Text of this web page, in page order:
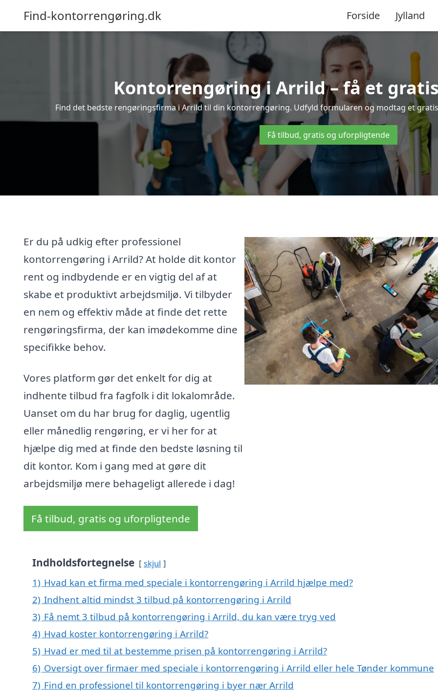
Find-kontorrengøring.dk Forside Jylland
Kontorrengøring i Arrild – få et
Find det bedste rengøringsfirma i Arrild til din kontorrengøring. Udfyld formularen og modtag et
Få tilbud, gratis og uforpligtende
Er du på udkig efter professionel
kontorrengøring i Arrild? At holde dit kontor
rent og indbydende er en vigtig del af at
skabe et produktivt arbejdsmiljø. Vi tilbyder
en nem og effektiv måde at finde det rette
rengøringsfirma, der kan imødekomme dine
specifikke behov.
Vores platform gør det enkelt for dig at
indhente tilbud fra fagfolk i dit lokalområde.
Uanset om du har brug for daglig, ugentlig
eller månedlig rengøring, er vi her for at
hjælpe dig med at finde den bedste løsning til
dit kontor. Kom i gang med at gøre dit
arbejdsmiljø mere behageligt allerede i dag!
Få tilbud, gratis og uforpligtende
Indholdsfortegnelse skjul
1) Hvad kan et firma med speciale i kontorrengøring i Arrild hjælpe med?
2) Indhent altid mindst 3 tilbud på kontorrengøring i Arrild
3) Få nemt 3 tilbud på kontorrengøring i Arrild, du kan være tryg ved
4) Hvad koster kontorrengøring i Arrild?
5) Hvad er med til at bestemme prisen på kontorrengøring i Arrild?
6) Oversigt over firmaer med speciale i kontorrengøring i Arrild eller hele Tønder kommune
7) Find en professionel til kontorrengøring i byer nær Arrild